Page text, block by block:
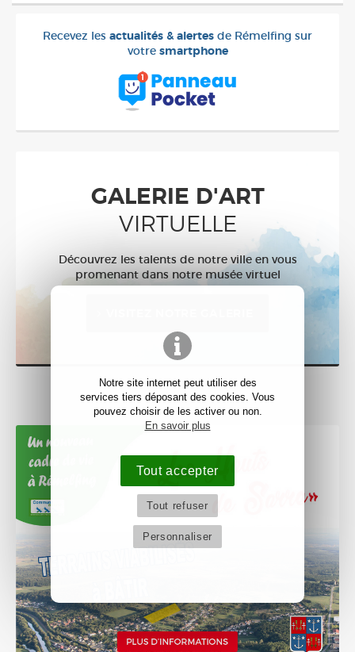
Notre site internet peut utiliser des
services tiers déposant des cookies. Vous
pouvez choisir de les activer ou non.
En savoir plus
Tout accepter
Tout refuser
Personnaliser
Recevez les actualités & alertes de Rémelfing sur
votre smartphone
GALERIE D'ART
VIRTUELLE
Découvrez les talents de notre ville en vous
promenant dans notre musée virtuel